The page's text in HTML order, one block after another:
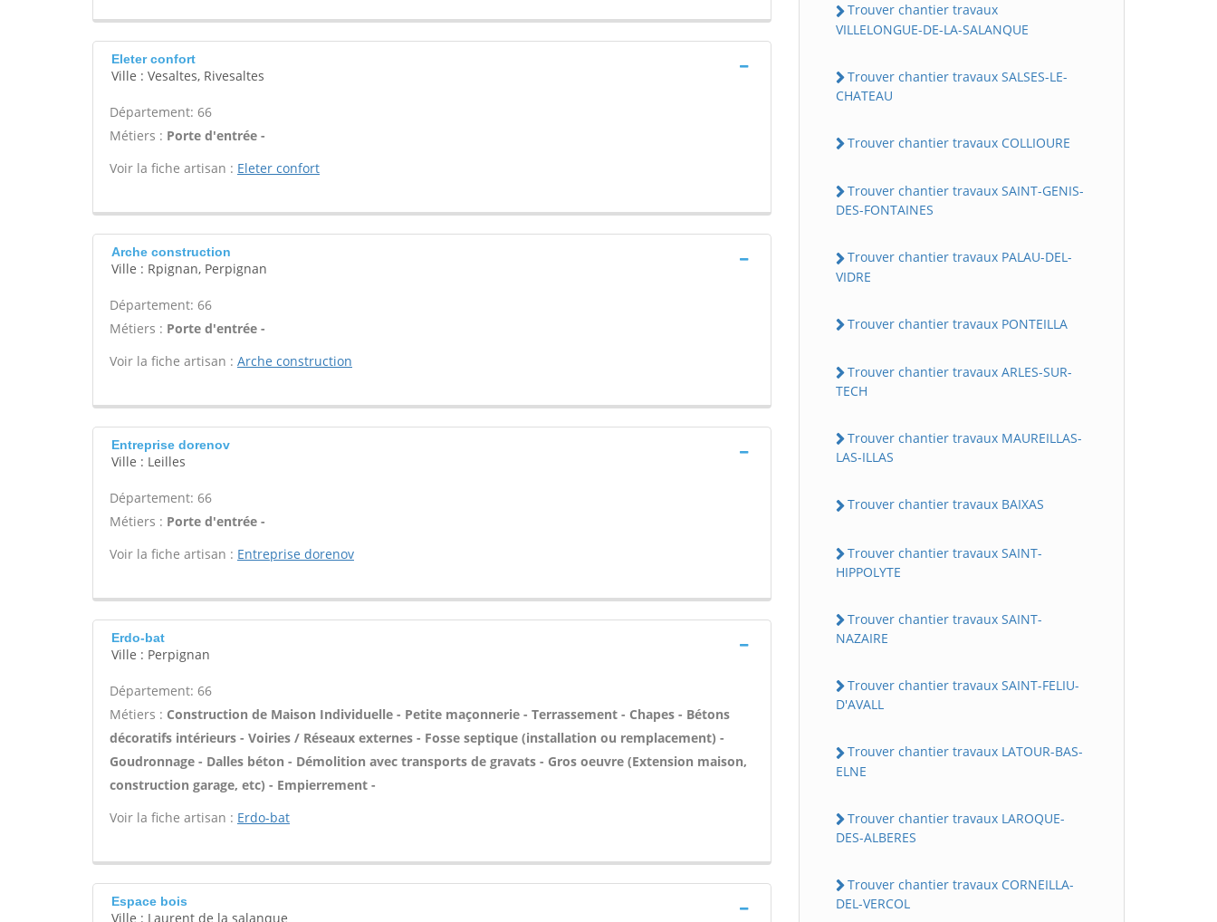
Eleter confort
Ville : Vesaltes, Rivesaltes
Département: 66
Métiers : Porte d'entrée -
Voir la fiche artisan : Eleter confort
Arche construction
Ville : Rpignan, Perpignan
Département: 66
Métiers : Porte d'entrée -
Voir la fiche artisan : Arche construction
Entreprise dorenov
Ville : Leilles
Département: 66
Métiers : Porte d'entrée -
Voir la fiche artisan : Entreprise dorenov
Erdo-bat
Ville : Perpignan
Département: 66
Métiers : Construction de Maison Individuelle - Petite maçonnerie - Terrassement - Chapes - Bétons
décoratifs intérieurs - Voiries / Réseaux externes - Fosse septique (installation ou remplacement) -
Goudronnage - Dalles béton - Démolition avec transports de gravats - Gros oeuvre (Extension maison,
construction garage, etc) - Empierrement -
Voir la fiche artisan : Erdo-bat
Espace bois
Ville : Laurent de la salanque
Trouver chantier travaux
VILLELONGUE-DE-LA-SALANQUE
Trouver chantier travaux SALSES-LE-
CHATEAU
Trouver chantier travaux COLLIOURE
Trouver chantier travaux SAINT-GENIS-
DES-FONTAINES
Trouver chantier travaux PALAU-DEL-
VIDRE
Trouver chantier travaux PONTEILLA
Trouver chantier travaux ARLES-SUR-
TECH
Trouver chantier travaux MAUREILLAS-
LAS-ILLAS
Trouver chantier travaux BAIXAS
Trouver chantier travaux SAINT-
HIPPOLYTE
Trouver chantier travaux SAINT-
NAZAIRE
Trouver chantier travaux SAINT-FELIU-
D'AVALL
Trouver chantier travaux LATOUR-BAS-
ELNE
Trouver chantier travaux LAROQUE-
DES-ALBERES
Trouver chantier travaux CORNEILLA-
DEL-VERCOL